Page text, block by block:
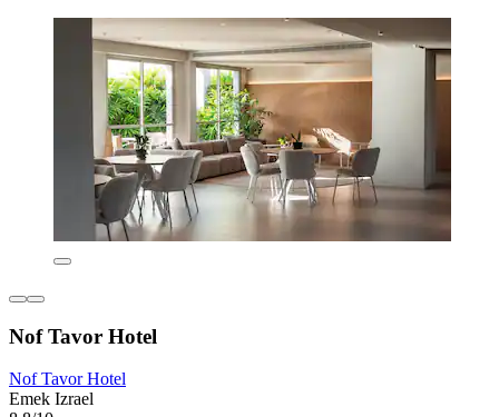
Nof Tavor Hotel
Nof Tavor Hotel
Emek Izrael